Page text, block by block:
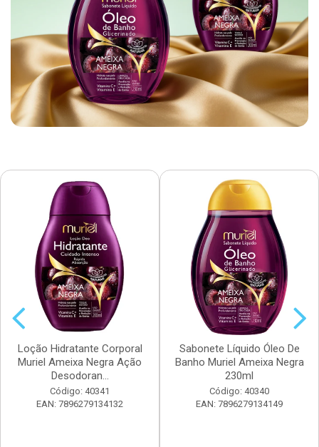
Loção Hidratante Corporal
Muriel Ameixa Negra Ação
Desodoran...
Código: 40341
EAN: 7896279134132
Sabonete Líquido Óleo De
Banho Muriel Ameixa Negra
230ml
Código: 40340
EAN: 7896279134149